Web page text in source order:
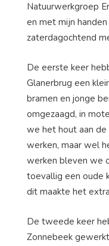
Natuurwerkgroep
en met mijn
zaterdagochtend
De eerste keer
Glanerbrug een
bramen en jonge
omgezaagd, in
we het hout aan
werken, maar wel
werken bleven we
toevallig een oude
dit maakte het
De tweede keer
Zonnebeek